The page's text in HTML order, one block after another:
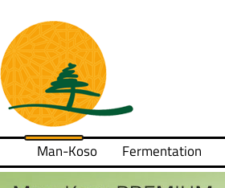
Man-Koso Fermentation